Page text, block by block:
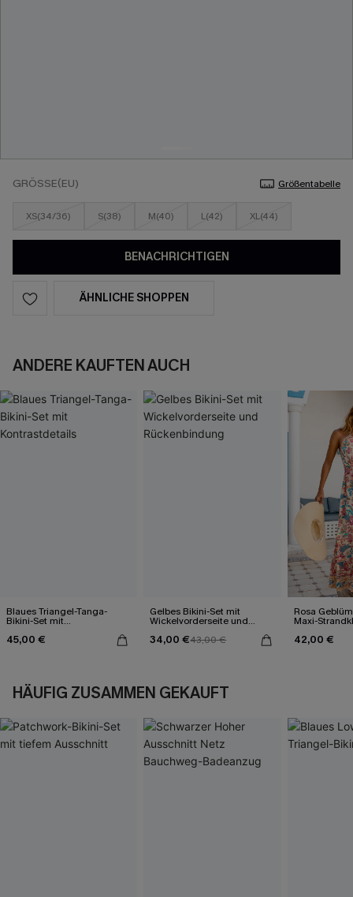
GRÖSSE(EU) Größentabelle
XS(34/36) S(38) M(40) L(42) XL(44)
BENACHRICHTIGEN
ÄHNLICHE SHOPPEN
ANDERE KAUFTEN AUCH
Blaues Triangel-Tanga-
Bikini-Set mit
45,00 €
Gelbes Bikini-Set mit
Wickelvorderseite und
34,00 €43,00 €
Rosa
Maxi-
42,00 €
HÄUFIG ZUSAMMEN GEKAUFT